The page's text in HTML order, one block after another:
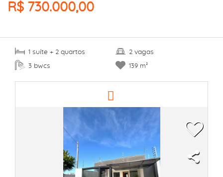
R$ 730.000,00
1 suíte + 2 quartos
3 bwcs
2 vagas
139 m²